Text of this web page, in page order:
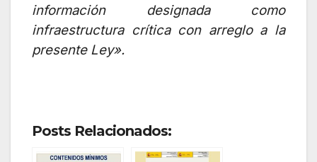
información designada como
infraestructura crítica con arreglo a la
presente Ley».
Posts Relacionados: